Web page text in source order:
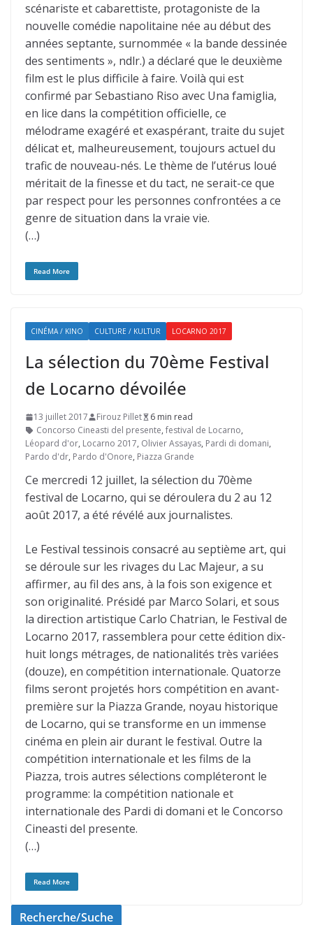
scénariste et cabarettiste, protagoniste de la
nouvelle comédie napolitaine née au début des
années septante, surnommée « la bande dessinée
des sentiments », ndlr.) a déclaré que le deuxième
film est le plus difficile à faire. Voilà qui est
confirmé par Sebastiano Riso avec Una famiglia,
en lice dans la compétition officielle, ce
mélodrame exagéré et exaspérant, traite du sujet
délicat et, malheureusement, toujours actuel du
trafic de nouveau-nés. Le thème de l’utérus loué
méritait de la finesse et du tact, ne serait-ce que
par respect pour les personnes confrontées a ce
genre de situation dans la vraie vie.
(…)
Read More
CINÉMA / KINO CULTURE / KULTUR LOCARNO 2017
La sélection du 70ème Festival
de Locarno dévoilée
13 juillet 2017 Firouz Pillet
6 min read
Concorso Cineasti del presente, festival de Locarno,
Léopard d'or, Locarno 2017, Olivier Assayas, Pardi di domani,
Pardo d'dr, Pardo d'Onore, Piazza Grande
Ce mercredi 12 juillet, la sélection du 70ème
festival de Locarno, qui se déroulera du 2 au 12
août 2017, a été révélé aux journalistes.
Le Festival tessinois consacré au septième art, qui
se déroule sur les rivages du Lac Majeur, a su
affirmer, au fil des ans, à la fois son exigence et
son originalité. Présidé par Marco Solari, et sous
la direction artistique Carlo Chatrian, le Festival de
Locarno 2017, rassemblera pour cette édition dix-
huit longs métrages, de nationalités très variées
(douze), en compétition internationale. Quatorze
films seront projetés hors compétition en avant-
première sur la Piazza Grande, noyau historique
de Locarno, qui se transforme en un immense
cinéma en plein air durant le festival. Outre la
compétition internationale et les films de la
Piazza, trois autres sélections compléteront le
programme: la compétition nationale et
internationale des Pardi di domani et le Concorso
Cineasti del presente.
(…)
Read More
Recherche/Suche